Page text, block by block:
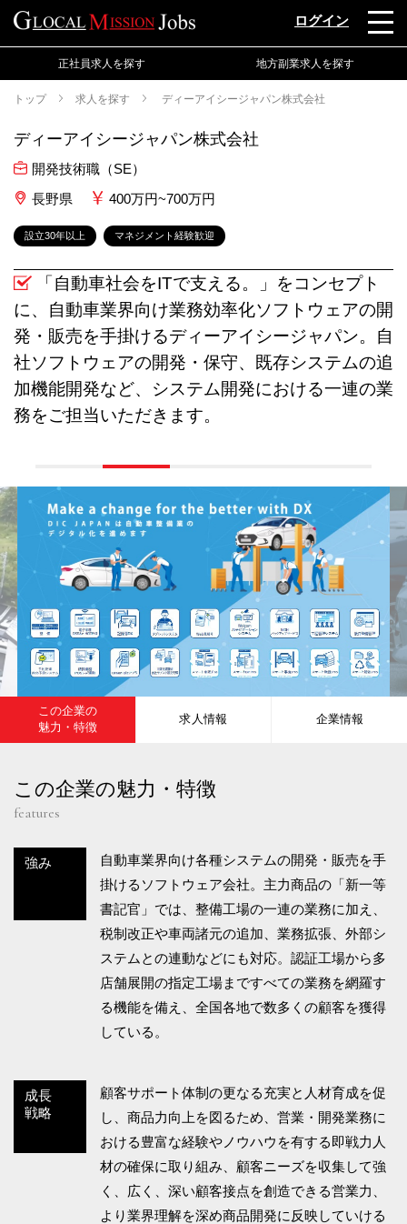
ログイン
正社員求人を探す 地方副業求人を探す
トップ 求人を探す ディーアイシージャパン株式会社
ディーアイシージャパン株式会社
開発技術職（SE）
長野県
400万円~700万円
設立30年以上 マネジメント経験歓迎
「自動車社会をITで支える。」をコンセプト
に、自動車業界向け業務効率化ソフトウェアの開
発・販売を手掛けるディーアイシージャパン。自
社ソフトウェアの開発・保守、既存システムの追
加機能開発など、システム開発における一連の業
務をご担当いただきます。
この企業の
魅力・特徴
求人情報 企業情報
この企業の魅力・特徴
features
強み
自動車業界向け各種システムの開発・販売を手
掛けるソフトウェア会社。主力商品の「新一等
書記官」では、整備工場の一連の業務に加え、
税制改正や車両諸元の追加、業務拡張、外部シ
ステムとの連動などにも対応。認証工場から多
店舗展開の指定工場まですべての業務を網羅す
る機能を備え、全国各地で数多くの顧客を獲得
している。
成長
戦略
顧客サポート体制の更なる充実と人材育成を促
し、商品力向上を図るため、営業・開発業務に
おける豊富な経験やノウハウを有する即戦力人
材の確保に取り組み、顧客ニーズを収集して強
く、広く、深い顧客接点を創造できる営業力、
より業界理解を深め商品開発に反映していける